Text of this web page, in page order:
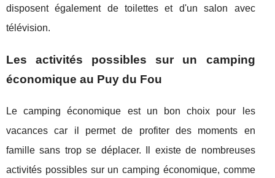
disposent également de toilettes et d'un salon avec
télévision.
Les activités possibles sur un camping
économique au Puy du Fou
Le camping économique est un bon choix pour les
vacances car il permet de profiter des moments en
famille sans trop se déplacer. Il existe de nombreuses
activités possibles sur un camping économique, comme